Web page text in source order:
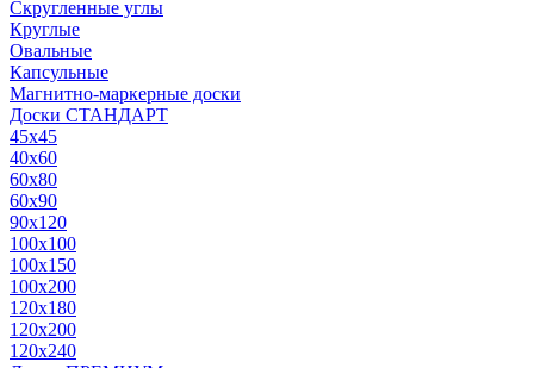
Скругленные углы
Круглые
Овальные
Капсульные
Магнитно-маркерные доски
Доски СТАНДАРТ
45x45
40x60
60x80
60x90
90x120
100x100
100x150
100x200
120x180
120x200
120x240